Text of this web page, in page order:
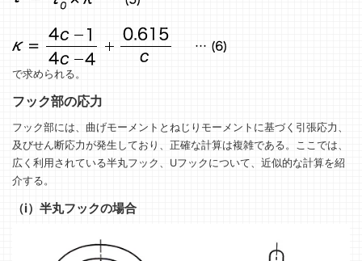
で求められる。
フック部の応力
フック部には、曲げモーメントとねじりモーメントに基づく引張応力、
及びせん断応力が発生しており、正確な計算は複雑である。ここでは、
広く利用されている半丸フック、Uフックについて、近似的な計算を紹
介する。
（i）半丸フックの場合